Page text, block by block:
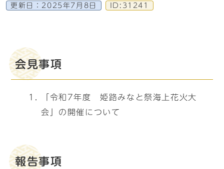
更新日： 2025年7月8日 ID:31241
会見事項
「令和7年度 姫路みなと祭海上花火大
会」の開催について
報告事項